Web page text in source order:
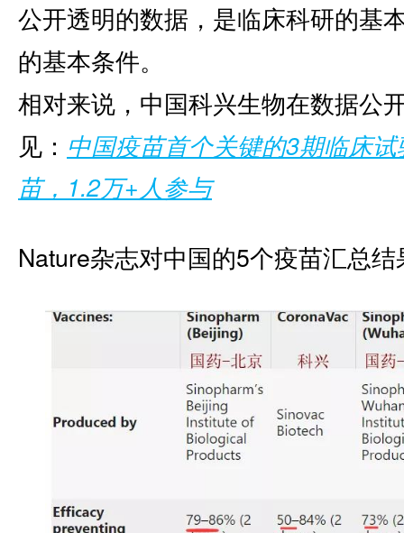
公开透明的数据，是临床科研的基
的基本条件。
相对来说，中国科兴生物在数据公
见： 中国疫苗首个关键的3期临床
苗，1.2万+人参与
Nature杂志对中国的5个疫苗汇总